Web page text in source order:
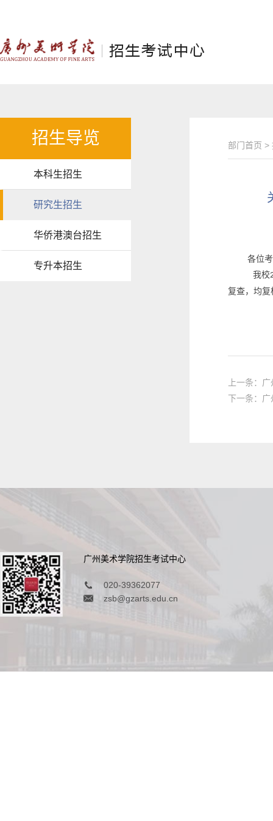
招生导览
本科生招生
研究生招生
华侨港澳台招生
专升本招生
部门首页 >
各位
我校
复查，均复
上一条：
下一条：
广州美术学院招生考试中心
020-39362077
zsb@gzarts.edu.cn